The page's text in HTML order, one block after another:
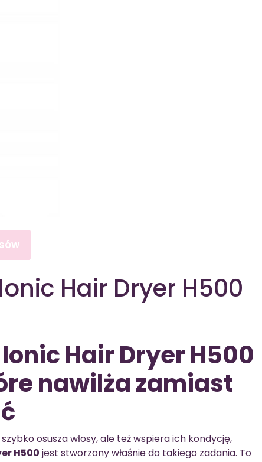
Hair Dryer H500
Hair Dryer H500
nawilża zamiast
osusza włosy, ale też wspiera ich kondycję,
H500 jest stworzony właśnie do takiego zadania. To